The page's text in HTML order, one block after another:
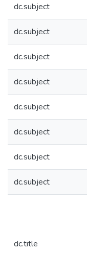
dc.subject
dc.subject
dc.subject
dc.subject
dc.subject
dc.subject
dc.subject
dc.subject
dc.title